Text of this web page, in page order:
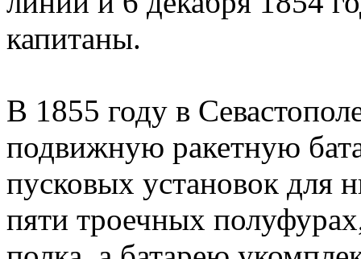
капитаны.
В 1855 году в
подвижную ракетную
пусковых установок для
пяти троечных